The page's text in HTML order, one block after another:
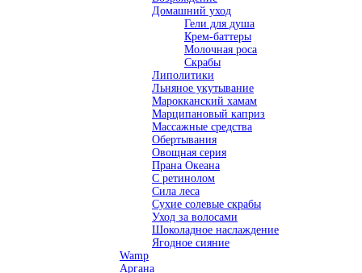
Домашний уход
Гели для душа
Крем-баттеры
Молочная роса
Скрабы
Липолитики
Льняное укутывание
Марокканский хамам
Марципановый каприз
Массажные средства
Обертывания
Овощная серия
Прана Океана
С ретинолом
Сила леса
Сухие солевые скрабы
Уход за волосами
Шоколадное наслаждение
Ягодное сияние
Wamp
Аргана